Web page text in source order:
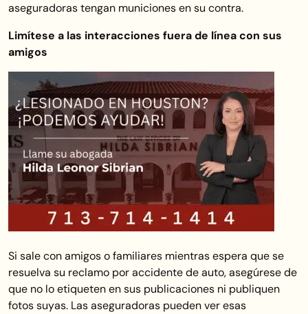
aseguradoras tengan municiones en su contra.
Limítese a las interacciones fuera de línea con sus
amigos
Si sale con amigos o familiares mientras espera que se
resuelva su reclamo por accidente de auto, asegúrese de
que no lo etiqueten en sus publicaciones ni publiquen
fotos suyas. Las aseguradoras pueden ver esas